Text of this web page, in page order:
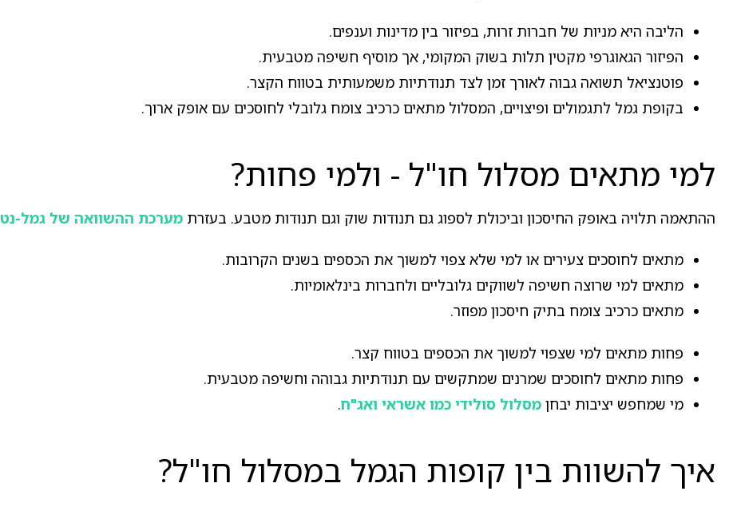
הליבה היא מניות של חברות זרות, בפיזור בין מדינות וענפים.
הפיזור הגאוגרפי מקטין תלות בשוק המקומי, אך מוסיף חשיפה מטבעית.
פוטנציאל תשואה גבוה לאורך זמן לצד תנודתיות משמעותית בטווח הקצר.
בקופת גמל לתגמולים ופיצויים, המסלול מתאים כרכיב צומח גלובלי לחוסכים עם אופק ארוך.
למי מתאים מסלול חו"ל - ולמי פחות?
ההתאמה תלויה באופק החיסכון וביכולת לספוג גם תנודות שוק וגם תנודות מטבע. בעזרת מערכת ההשוואה של גמל-נט
מתאים לחוסכים צעירים או למי שלא צפוי למשוך את הכספים בשנים הקרובות.
מתאים למי שרוצה חשיפה לשווקים גלובליים ולחברות בינלאומיות.
מתאים כרכיב צומח בתיק חיסכון מפוזר.
פחות מתאים למי שצפוי למשוך את הכספים בטווח קצר.
פחות מתאים לחוסכים שמרנים שמתקשים עם תנודתיות גבוהה וחשיפה מטבעית.
מי שמחפש יציבות יבחן מסלול סולידי כמו אשראי ואג"ח.
איך להשוות בין קופות הגמל במסלול חו"ל?